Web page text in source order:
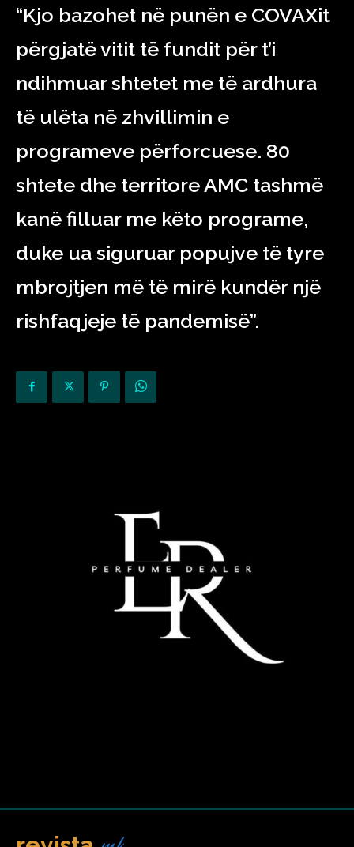
“Kjo bazohet në punën e COVAXit
përgjatë vitit të fundit për t’i
ndihmuar shtetet me të ardhura
të ulëta në zhvillimin e
programeve përforcuese. 80
shtete dhe territore AMC tashmë
kanë filluar me këto programe,
duke ua siguruar popujve të tyre
mbrojtjen më të mirë kundër një
rishfaqjeje të pandemisë”.